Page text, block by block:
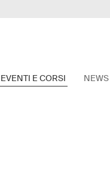
EVENTI E CORSI NEWS